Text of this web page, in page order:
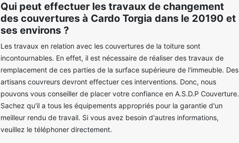
Qui peut effectuer les travaux de changement
des couvertures à Cardo Torgia dans le 20190 et
ses environs ?
Les travaux en relation avec les couvertures de la toiture sont
incontournables. En effet, il est nécessaire de réaliser des travaux de
remplacement de ces parties de la surface supérieure de l'immeuble. Des
artisans couvreurs devront effectuer ces interventions. Donc, nous
pouvons vous conseiller de placer votre confiance en A.S.D.P Couverture.
Sachez qu'il a tous les équipements appropriés pour la garantie d'un
meilleur rendu de travail. Si vous avez besoin d'autres informations,
veuillez le téléphoner directement.